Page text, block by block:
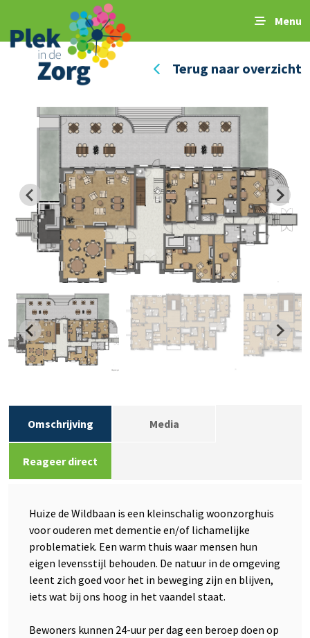
Menu
Terug naar overzicht
Omschrijving Media
Reageer direct
Huize de Wildbaan is een kleinschalig woonzorghuis
voor ouderen met dementie en/of lichamelijke
problematiek. Een warm thuis waar mensen hun
eigen levensstijl behouden. De natuur in de omgeving
leent zich goed voor het in beweging zijn en blijven,
iets wat bij ons hoog in het vaandel staat.
Bewoners kunnen 24-uur per dag een beroep doen op